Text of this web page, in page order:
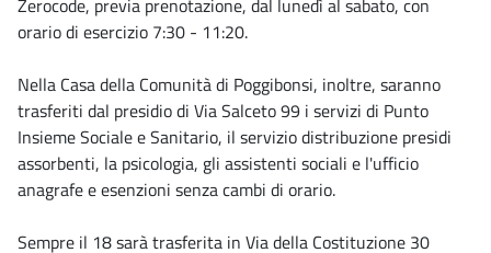
Zerocode, previa prenotazione, dal lunedì al sabato, con
orario di esercizio 7:30 - 11:20.
Nella Casa della Comunità di Poggibonsi, inoltre, saranno
trasferiti dal presidio di Via Salceto 99 i servizi di Punto
Insieme Sociale e Sanitario, il servizio distribuzione presidi
assorbenti, la psicologia, gli assistenti sociali e l'ufficio
anagrafe e esenzioni senza cambi di orario.
Sempre il 18 sarà trasferita in Via della Costituzione 30